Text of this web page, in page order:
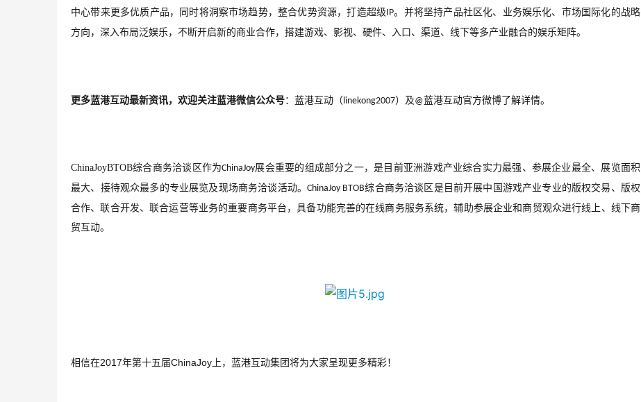
中心带来更多优质产品，同时将洞察市场趋势，整合优势资源，打造超级IP。并将坚持产品社区化、业务娱乐化、市场国际化的战略
方向，深入布局泛娱乐，不断开启新的商业合作，搭建游戏、影视、硬件、入口、渠道、线下等多产业融合的娱乐矩阵。
更多蓝港互动最新资讯，欢迎关注蓝港微信公众号：蓝港互动（linekong2007）及@蓝港互动官方微博了解详情。
ChinaJoyBTOB综合商务洽谈区作为ChinaJoy展会重要的组成部分之一，是目前亚洲游戏产业综合实力最强、参展企业最全、展览面积
最大、接待观众最多的专业展览及现场商务洽谈活动。ChinaJoy BTOB综合商务洽谈区是目前开展中国游戏产业专业的版权交易、版权
合作、联合开发、联合运营等业务的重要商务平台，具备功能完善的在线商务服务系统，辅助参展企业和商贸观众进行线上、线下商
贸互动。
相信在2017年第十五届ChinaJoy 上，蓝港互动集团 将为大家呈现更多精彩！